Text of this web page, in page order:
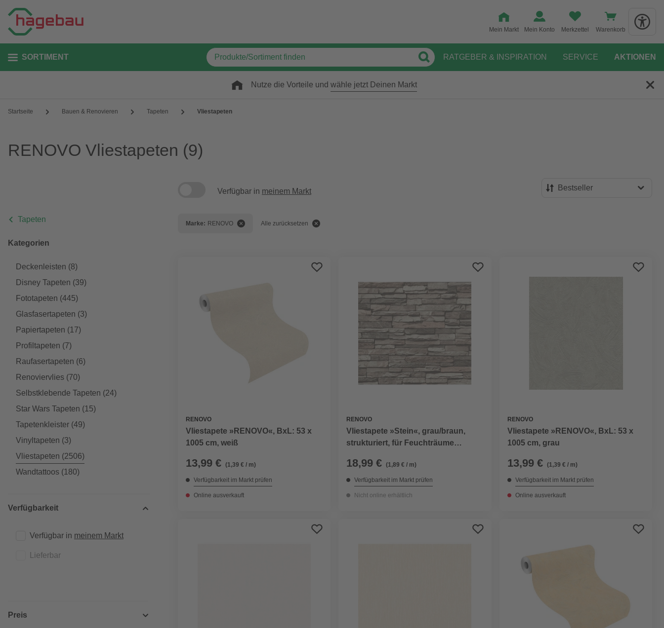
Mein Markt Mein Konto Merkzettel Warenkorb
SORTIMENT RATGEBER & INSPIRATION SERVICE AKTIONEN
Nutze die Vorteile und wähle jetzt Deinen Markt
Startseite Bauen & Renovieren Tapeten Vliestapeten
RENOVO Vliestapeten (9)
Tapeten
Kategorien
Deckenleisten (8)
Disney Tapeten (39)
Fototapeten (445)
Glasfasertapeten (3)
Papiertapeten (17)
Profiltapeten (7)
Raufasertapeten (6)
Renoviervlies (70)
Selbstklebende Tapeten (24)
Star Wars Tapeten (15)
Tapetenkleister (49)
Vinyltapeten (3)
Vliestapeten (2506)
Wandtattoos (180)
Verfügbarkeit
Verfügbar in meinem Markt
Lieferbar
Preis
Verfügbar in meinem Markt Bestseller
Marke: RENOVO Alle zurücksetzen
RENOVO
Vliestapete »RENOVO«, BxL: 53 x
1005 cm, weiß
13,99 € (1,39 € / m)
Verfügbarkeit im Markt prüfen
Online ausverkauft
RENOVO
Vliestapete »Stein«, grau/braun,
strukturiert, für Feuchträume
18,99 € (1,89 € / m)
Verfügbarkeit im Markt prüfen
Nicht online erhältlich
RENOVO
Vliestapete »RENOVO«, BxL: 53 x
1005 cm, grau
13,99 € (1,39 € / m)
Verfügbarkeit im Markt prüfen
Online ausverkauft